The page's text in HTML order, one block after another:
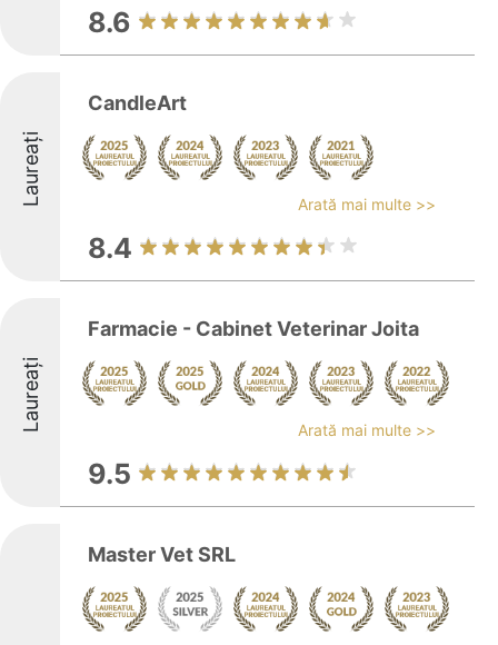
8.6
Laureați
CandleArt
Arată mai multe >>
8.4
Laureați
Farmacie - Cabinet Veterinar Joita
Arată mai multe >>
9.5
Master Vet SRL